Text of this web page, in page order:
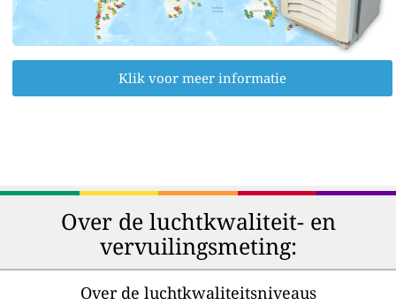
Klik voor meer informatie
Over de luchtkwaliteit- en
vervuilingsmeting:
Over de luchtkwaliteitsniveaus